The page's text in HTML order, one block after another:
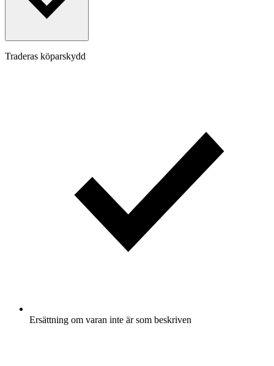
Traderas köparskydd
Ersättning om varan inte är som beskriven